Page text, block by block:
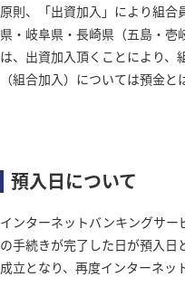
原則、「出資加入」により組合
県・岐阜県・長崎県（五島・
は、出資加入頂くことにより、
（組合加入）については預金
預入日について
インターネットバンキングサ
の手続きが完了した日が預入
成立となり、再度インターネッ